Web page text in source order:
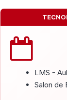
LMS -
Salon de